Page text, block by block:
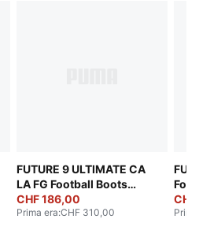
FUTURE 9 ULTIMATE CA
LA FG Football Boots
Unisex
CHF 186,00
Prima era:CHF 310,00